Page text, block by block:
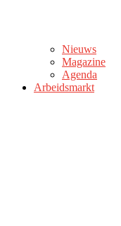
Nieuws
Magazine
Agenda
Arbeidsmarkt